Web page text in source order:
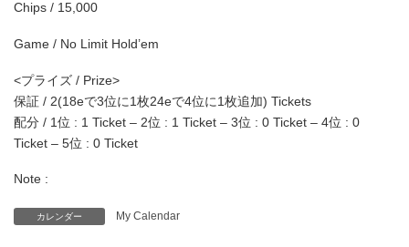
Chips / 15,000
Game / No Limit Hold’em
<プライズ / Prize>
保証 / 2(18eで3位に1枚24eで4位に1枚追加) Tickets
配分 / 1位 : 1 Ticket – 2位 : 1 Ticket – 3位 : 0 Ticket – 4位 : 0
Ticket – 5位 : 0 Ticket
Note :
カレンダー My Calendar